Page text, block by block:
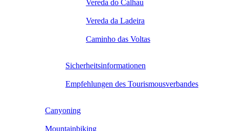
Vereda do Calhau
Vereda da Ladeira
Caminho das Voltas
Sicherheitsinformationen
Empfehlungen des Tourismousverbandes
Canyoning
Mountainbiking